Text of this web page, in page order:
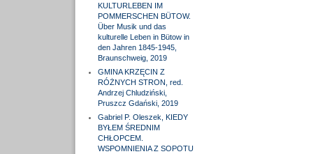
KULTURLEBEN IM
POMMERSCHEN BÜTOW.
Über Musik und das
kulturelle Leben in Bütow in
den Jahren 1845-1945,
Braunschweig, 2019
GMINA KRZĘCIN Z
RÓŻNYCH STRON, red.
Andrzej Chludziński,
Pruszcz Gdański, 2019
Gabriel P. Oleszek, KIEDY
BYŁEM ŚREDNIM
CHŁOPCEM.
WSPOMNIENIA Z SOPOTU